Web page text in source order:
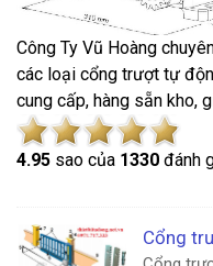
Công Ty Vũ Hoàng
các loại cổng trượt tự
cung cấp, hàng sẵn kho,
4.95 sao của 1330 đánh
Cổng